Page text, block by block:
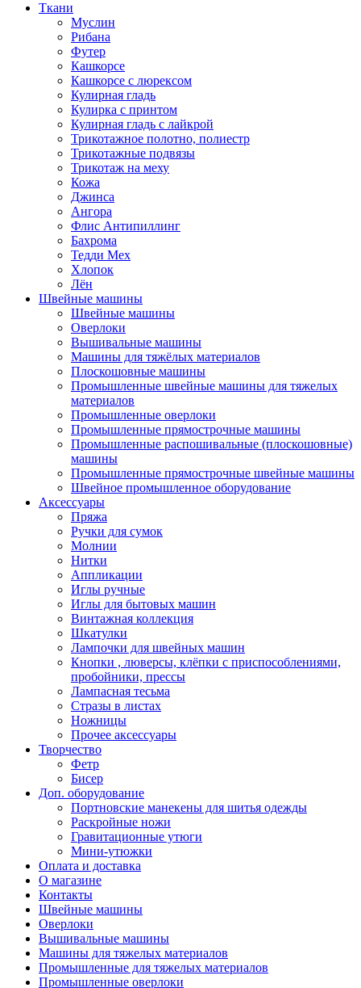
Ткани
Муслин
Рибана
Футер
Кашкорсе
Кашкорсе с люрексом
Кулирная гладь
Кулирка с принтом
Кулирная гладь с лайкрой
Трикотажное полотно, полиестр
Трикотажные подвязы
Трикотаж на меху
Кожа
Джинса
Ангора
Флис Антипиллинг
Бахрома
Тедди Мех
Хлопок
Лён
Швейные машины
Швейные машины
Оверлоки
Вышивальные машины
Машины для тяжёлых материалов
Плоскошовные машины
Промышленные швейные машины для тяжелых
материалов
Промышленные оверлоки
Промышленные прямострочные машины
Промышленные распошивальные (плоскошовные)
машины
Промышленные прямострочные швейные машины
Швейное промышленное оборудование
Аксессуары
Пряжа
Ручки для сумок
Молнии
Нитки
Аппликации
Иглы ручные
Иглы для бытовых машин
Винтажная коллекция
Шкатулки
Лампочки для швейных машин
Кнопки , люверсы, клёпки с приспособлениями,
пробойники, прессы
Лампасная тесьма
Стразы в листах
Ножницы
Прочее аксессуары
Творчество
Фетр
Бисер
Доп. оборудование
Портновские манекены для шитья одежды
Раскройные ножи
Гравитационные утюги
Мини-утюжки
Оплата и доставка
О магазине
Контакты
Швейные машины
Оверлоки
Вышивальные машины
Машины для тяжелых материалов
Промышленные для тяжелых материалов
Промышленные оверлоки